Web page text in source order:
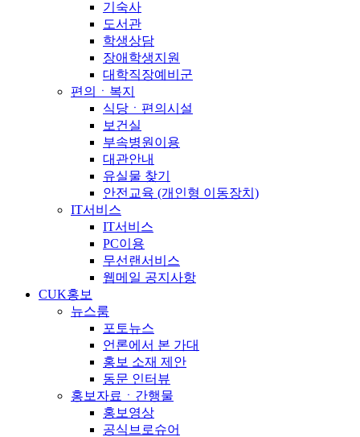
기숙사
도서관
학생상담
장애학생지원
대학직장예비군
편의ㆍ복지
식당ㆍ편의시설
보건실
부속병원이용
대관안내
유실물 찾기
안전교육 (개인형 이동장치)
IT서비스
IT서비스
PC이용
무선랜서비스
웹메일 공지사항
CUK홍보
뉴스룸
포토뉴스
언론에서 본 가대
홍보 소재 제안
동문 인터뷰
홍보자료ㆍ간행물
홍보영상
공식브로슈어